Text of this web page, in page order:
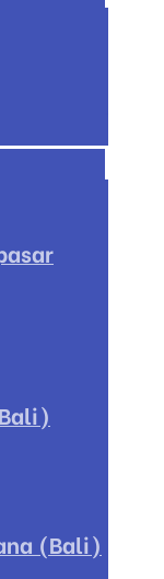
(Bali)